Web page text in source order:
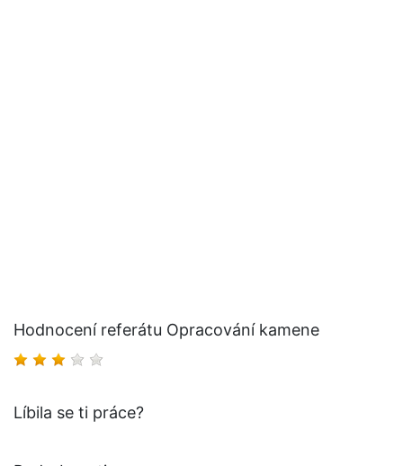
Hodnocení referátu Opracování kamene
Líbila se ti práce?